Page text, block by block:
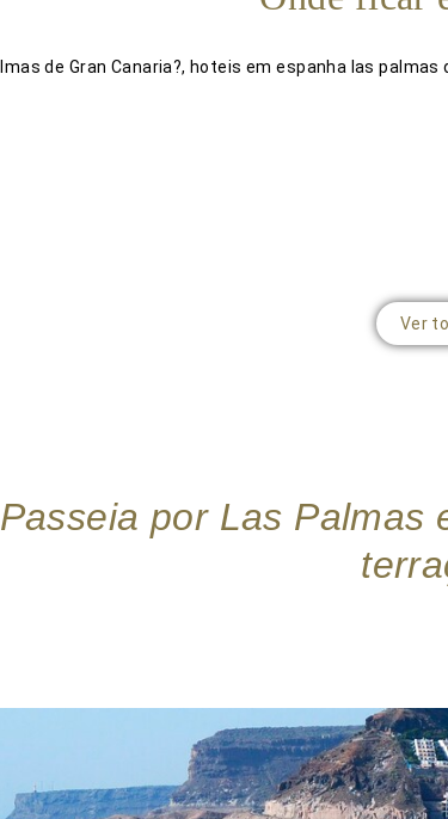
Ver
Passeia por Las Palmas